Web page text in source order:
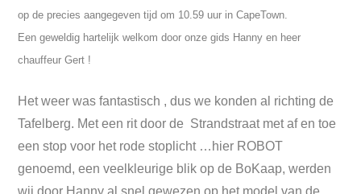
op de precies aangegeven tijd om 10.59 uur in CapeTown.
Een geweldig hartelijk welkom door onze gids Hanny en heer
chauffeur Gert !
Het weer was fantastisch , dus we konden al richting de
Tafelberg. Met een rit door de Strandstraat met af en toe
een stop voor het rode stoplicht …hier ROBOT
genoemd, een veelkleurige blik op de BoKaap, werden
wij door Hanny al snel gewezen op het model van de